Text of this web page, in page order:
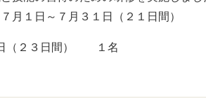
月１日～７月３１日（２１日間）
日（２３日間） １名